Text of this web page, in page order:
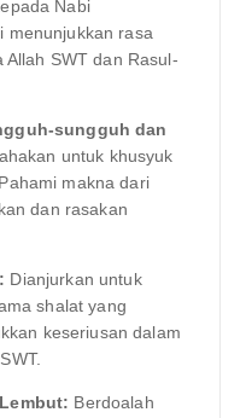
Nabi
menunjukkan rasa
SWT dan Rasul-
sungguh dan
untuk khusyuk
makna dari
dan rasakan
Dianjurkan untuk
shalat yang
keseriusan dalam
Berdoalah